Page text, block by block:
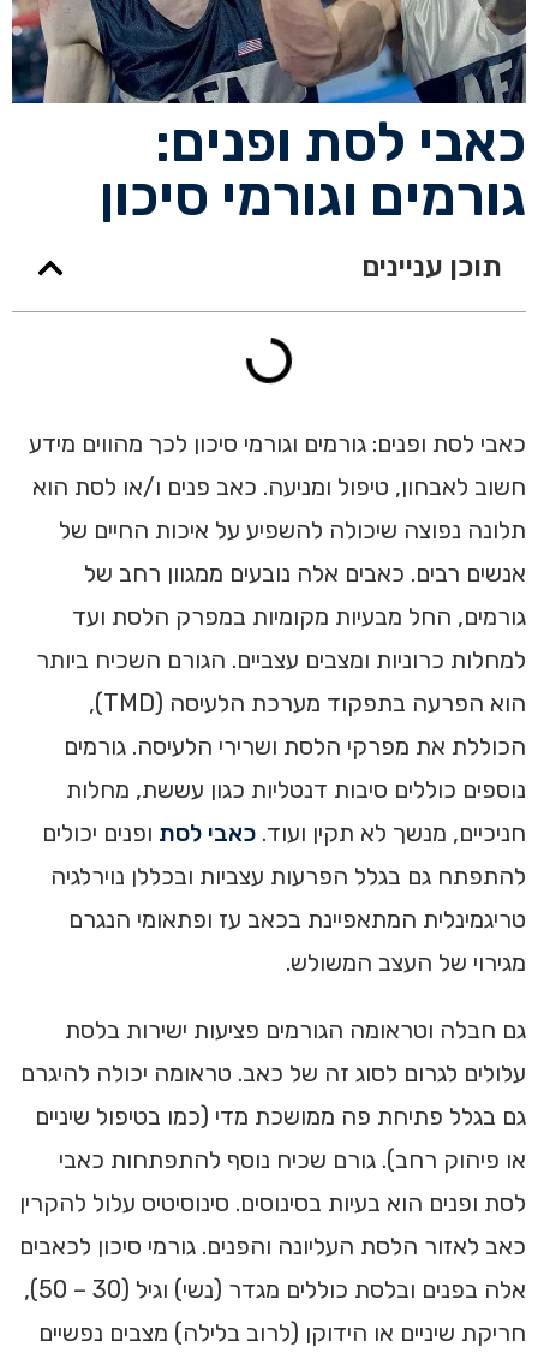
כאבי לסת ופנים:
גורמים וגורמי סיכון
תוכן עניינים
כאבי לסת ופנים: גורמים וגורמי סיכון לכך מהווים מידע
חשוב לאבחון, טיפול ומניעה. כאב פנים ו/או לסת הוא
תלונה נפוצה שיכולה להשפיע על איכות החיים של
אנשים רבים. כאבים אלה נובעים ממגוון רחב של
גורמים, החל מבעיות מקומיות במפרק הלסת ועד
למחלות כרוניות ומצבים עצביים. הגורם השכיח ביותר
הוא הפרעה בתפקוד מערכת הלעיסה (TMD),
הכוללת את מפרקי הלסת ושרירי הלעיסה. גורמים
נוספים כוללים סיבות דנטליות כגון עששת, מחלות
חניכיים, מנשך לא תקין ועוד. כאבי לסת ופנים יכולים
להתפתח גם בגלל הפרעות עצביות ובכללן נוירלגיה
טריגמינלית המתאפיינת בכאב עז ופתאומי הנגרם
מגירוי של העצב המשולש.
גם חבלה וטראומה הגורמים פציעות ישירות בלסת
עלולים לגרום לסוג זה של כאב. טראומה יכולה להיגרם
גם בגלל פתיחת פה ממושכת מדי (כמו בטיפול שיניים
או פיהוק רחב). גורם שכיח נוסף להתפתחות כאבי
לסת ופנים הוא בעיות בסינוסים. סינוסיטיס עלול להקרין
כאב לאזור הלסת העליונה והפנים. גורמי סיכון לכאבים
אלה בפנים ובלסת כוללים מגדר (נשי) וגיל (30 – 50),
חריקת שיניים או הידוקן (לרוב בלילה) מצבים נפשיים